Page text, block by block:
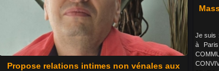
Propose relations intimes non vénales aux
Je suis
à